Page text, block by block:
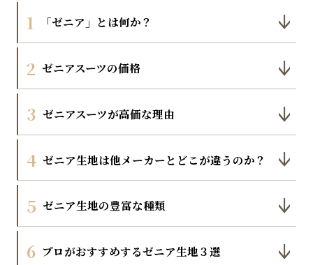
1 「ゼニア」とは何か？
2 ゼニアスーツの価格
3 ゼニアスーツが高価な理由
4 ゼニア⽣地は他メーカーとどこが違うのか？
5 ゼニア⽣地の豊富な種類
6 プロがおすすめするゼニア生地３選